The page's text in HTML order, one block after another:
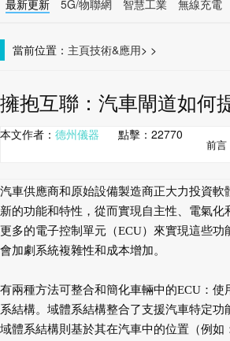
最新更新 5G/物聯網 智慧工業 無線充電
當前位置： 主頁 >
技術&應用 >
擁抱互聯：汽車閘道如何
本文作者： 德州儀器 點擊： 22770
前言
汽車供應商和原始設備製造商正大力投資軟
新的功能和特性，從而實現自主性、電氣化
更多的電子控制單元（ECU）來實現這些功
會加劇系統複雜性和成本增加。
有兩種方法可整合和簡化車輛中的ECU：使
系結構。域體系結構整合了支援汽車特定功
域體系結構則基於其在汽車中的位置（例如